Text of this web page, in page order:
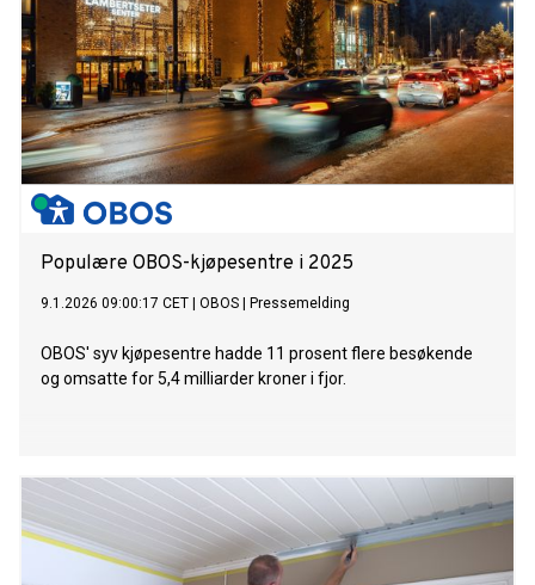
Populære OBOS-kjøpesentre i 2025
9.1.2026 09:00:17 CET OBOS Pressemelding
OBOS' syv kjøpesentre hadde 11 prosent flere besøkende
og omsatte for 5,4 milliarder kroner i fjor.